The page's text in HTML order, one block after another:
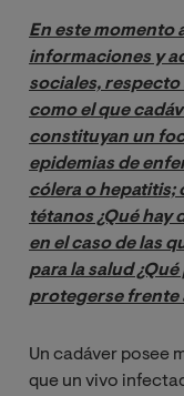
En este momento
informaciones y
sociales,
como el que
constituyan un
epidemias de
cólera o hepatitis;
tétanos ¿Qué hay
en el caso de las
para la salud
protegerse frente
Un cadáver posee
que un vivo